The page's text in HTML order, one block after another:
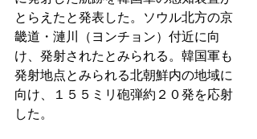
とらえたと発表した。ソウル北方の京
畿道・漣川（ヨンチョン）付近に向
け、発射されたとみられる。韓国軍も
発射地点とみられる北朝鮮内の地域に
向け、１５５ミリ砲弾約２０発を応射
した。